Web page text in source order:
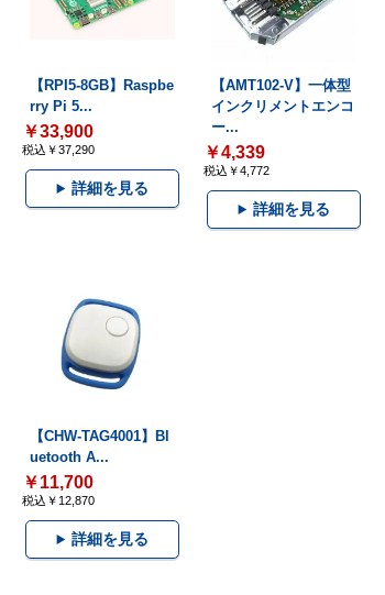
【RPI5-8GB】Raspbe
rry Pi 5...
￥33,900
税込￥37,290
詳細を見る
【AMT102-V】一体型
インクリメントエンコ
ー...
￥4,339
税込￥4,772
詳細を見る
【CHW-TAG4001】Bl
uetooth A...
￥11,700
税込￥12,870
詳細を見る